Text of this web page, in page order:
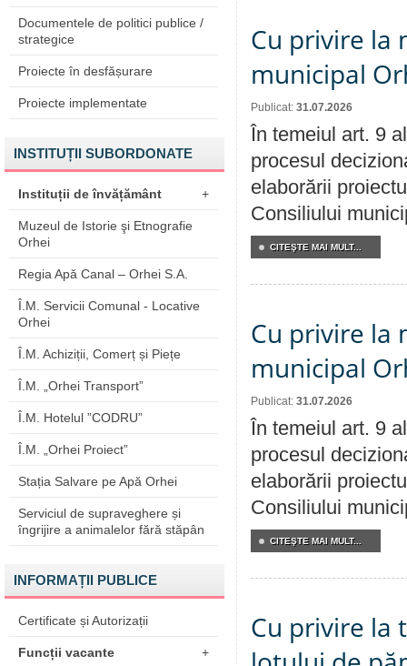
Documentele de politici publice /
strategice
Proiecte în desfășurare
Proiecte implementate
INSTITUȚII SUBORDONATE
Instituții de învățământ +
Muzeul de Istorie şi Etnografie
Orhei
Regia Apă Canal – Orhei S.A.
Î.M. Servicii Comunal - Locative
Orhei
Î.M. Achiziții, Comerț și Piețe
Î.M. „Orhei Transport”
Î.M. Hotelul ”CODRU”
Î.M. „Orhei Proiect”
Stația Salvare pe Apă Orhei
Serviciul de supraveghere și
îngrijire a animalelor fără stăpân
INFORMAȚII PUBLICE
Certificate și Autorizații
Funcții vacante +
Cu privire la
municipal
Publicat: 31.07.2026
În temeiul art. 9
procesul
elaborării
Consiliului
CITEŞTE MAI MULT...
Cu privire la
municipal
Publicat: 31.07.2026
În temeiul art. 9
procesul
elaborării
Consiliului
CITEŞTE MAI MULT...
Cu privire la